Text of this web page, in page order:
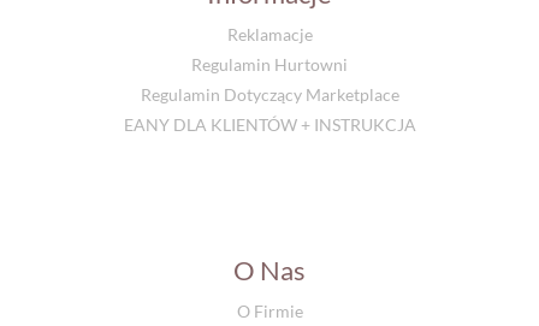
Reklamacje
Regulamin Hurtowni
Regulamin Dotyczący Marketplace
EANY DLA KLIENTÓW + INSTRUKCJA
O Nas
O Firmie